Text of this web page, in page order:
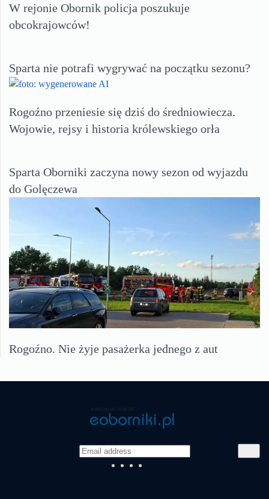
W rejonie Obornik policja poszukuje
obcokrajowców!
Sparta nie potrafi wygrywać na początku sezonu?
Rogoźno przeniesie się dziś do średniowiecza.
Wojowie, rejsy i historia królewskiego orła
Sparta Oborniki zaczyna nowy sezon od wyjazdu
do Golęczewa
Rogoźno. Nie żyje pasażerka jednego z aut